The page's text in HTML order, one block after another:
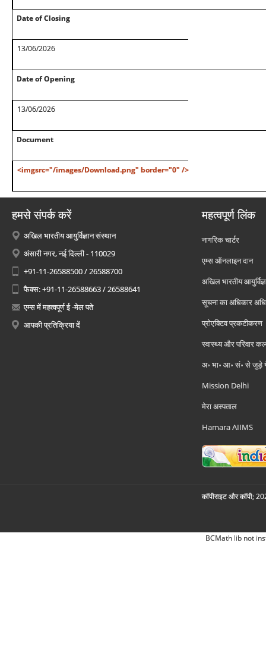
Date of Closing
13/06/2026
Date of Opening
13/06/2026
Document
<imgsrc="/images/Download.png" border="0" />
हमसे संपर्क करें
अखिल भारतीय आयुर्विज्ञान संस्थान
अंसारी नगर, नई दिल्ली - 110029
+91-11-26588500 / 26588700
फैक्स: +91-11-26588663 / 26588641
एम्स में महत्वपूर्ण ई -मेल पते
आपकी प्रतिक्रिया दें
महत्वपूर्ण लिंक
नागरिक चार्टर
एम्स ऑनलाइन दान
अखिल भारतीय
सूचना का अधिकार
प्रोएक्टिव प्रकटीकरण
स्वास्थ्य और परिवार
अ॰ भा॰ आ॰ सं॰ से जुड़े
Mission Delhi
मेरा अस्पताल
Hamara AIIMS
कॉपीराइट और कॉपी;
BCMath lib not